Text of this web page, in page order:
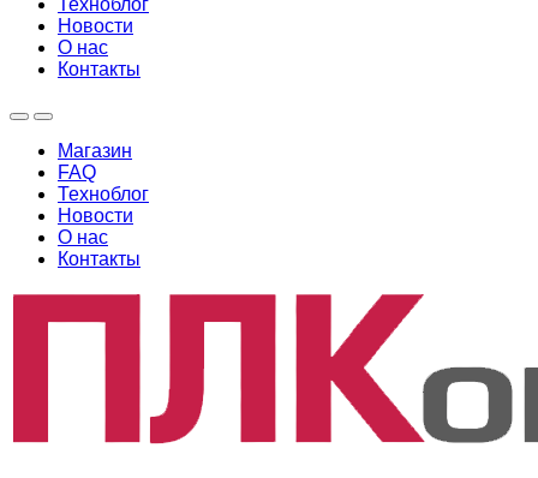
Техноблог
Новости
О нас
Контакты
Магазин
FAQ
Техноблог
Новости
О нас
Контакты